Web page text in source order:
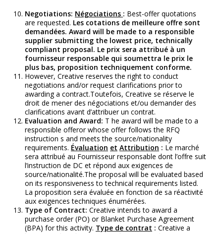
Negotiations: Négociations : Best-offer quotations
are requested. Les cotations de meilleure offre sont
demandées. Award will be made to a responsible
supplier submitting the lowest price, technically
compliant proposal. Le prix sera attribué à un
fournisseur responsable qui soumettra le prix le
plus bas, proposition techniquement conforme.
However, Creative reserves the right to conduct
negotiations and/or request clarifications prior to
awarding a contract.Toutefois, Creative se réserve le
droit de mener des négociations et/ou demander des
clarifications avant d’attribuer un contrat.
Evaluation and Award: T he award will be made to a
responsible offeror whose offer follows the RFQ
instruction s and meets the source/nationality
requirements. Évaluation et Attribution : Le marché
sera attribué au Fournisseur responsable dont l’offre suit
l’instruction de DC et répond aux exigences de
source/nationalité.The proposal will be evaluated based
on its responsiveness to technical requirements listed.
La proposition sera évaluée en fonction de sa réactivité
aux exigences techniques énumérées.
Type of Contract: Creative intends to award a
purchase order (PO) or Blanket Purchase Agreement
(BPA) for this activity. Type de contrat : Creative a